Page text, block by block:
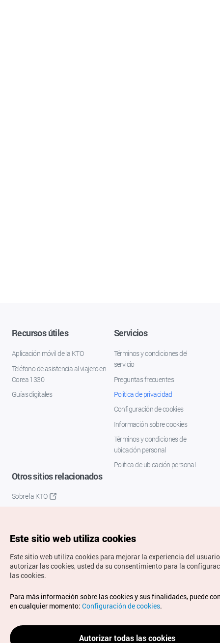
Recursos útiles
Aplicación móvil de la KTO
Teléfono de asistencia al viajero en
Corea 1330
Guías digitales
Servicios
Términos y condiciones del
servicio
Preguntas frecuentes
Política de privacidad
Configuración de cookies
Información sobre cookies
Términos y condiciones de
ubicación personal
Política de ubicación personal
Otros sitios relacionados
Sobre la KTO
Copyrights © Organización de Turismo de Corea. Todos los
derechos reservados.
Para informes de errores y cuestiones relacionadas con el
sitio web, dirija sus consultas al correoelectrónico oficial:
spanish@knto.or.kr
Este sitio web utiliza cookies
Este sitio web utiliza cookies para mejorar la experiencia del
autorizar las cookies, usted da su consentimiento para la
las cookies.
Para más información sobre las cookies y sus finalidades, puede
en cualquier momento: Configuración de cookies.
Autorizar todas las cookies